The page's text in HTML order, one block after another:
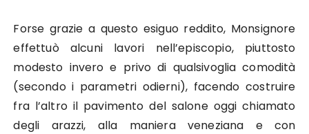
Forse grazie a questo esiguo reddito, Monsignore
effettuò alcuni lavori nell’episcopio, piuttosto
modesto invero e privo di qualsivoglia comodità
(secondo i parametri odierni), facendo costruire
fra l’altro il pavimento del salone oggi chiamato
degli arazzi, alla maniera veneziana e con